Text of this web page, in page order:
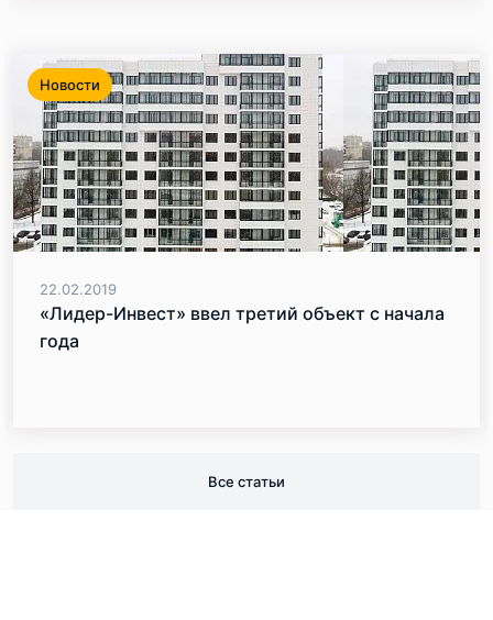
Новости
22.02.2019
«Лидер-Инвест» ввел третий объект с начала
года
Все статьи